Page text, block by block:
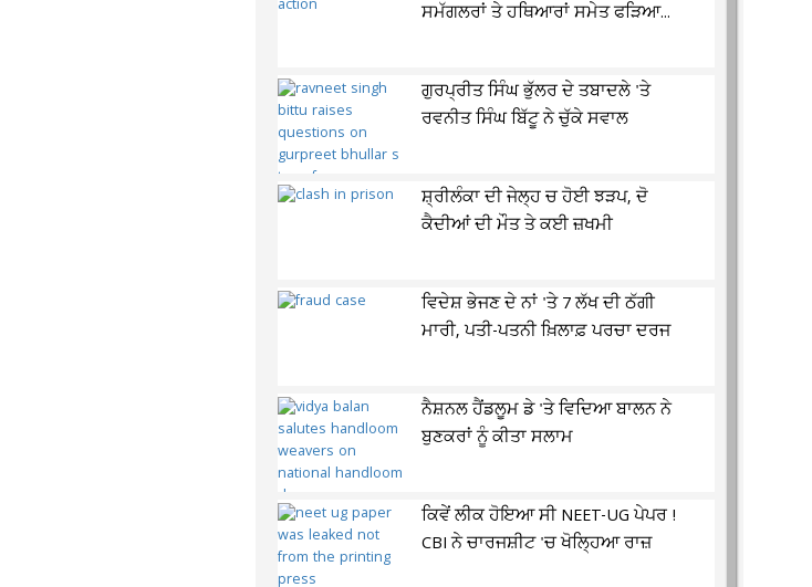
ਸਮੱਗਲਰਾਂ ਤੇ ਹਥਿਆਰਾਂ ਸਮੇਤ ਫੜਿਆ...
ਗੁਰਪ੍ਰੀਤ ਸਿੰਘ ਭੁੱਲਰ ਦੇ ਤਬਾਦਲੇ 'ਤੇ
ਰਵਨੀਤ ਸਿੰਘ ਬਿੱਟੂ ਨੇ ਚੁੱਕੇ ਸਵਾਲ
ਸ਼੍ਰੀਲੰਕਾ ਦੀ ਜੇਲ੍ਹ ਚ ਹੋਈ ਝੜਪ, ਦੋ
ਕੈਦੀਆਂ ਦੀ ਮੌਤ ਤੇ ਕਈ ਜ਼ਖਮੀ
ਵਿਦੇਸ਼ ਭੇਜਣ ਦੇ ਨਾਂ 'ਤੇ 7 ਲੱਖ ਦੀ ਠੱਗੀ
ਮਾਰੀ, ਪਤੀ-ਪਤਨੀ ਖ਼ਿਲਾਫ਼ ਪਰਚਾ ਦਰਜ
ਨੈਸ਼ਨਲ ਹੈਂਡਲੂਮ ਡੇ 'ਤੇ ਵਿਦਿਆ ਬਾਲਨ ਨੇ
ਬੁਣਕਰਾਂ ਨੂੰ ਕੀਤਾ ਸਲਾਮ
ਕਿਵੇਂ ਲੀਕ ਹੋਇਆ ਸੀ NEET-UG ਪੇਪਰ !
CBI ਨੇ ਚਾਰਜਸ਼ੀਟ 'ਚ ਖੋਲ੍ਹਿਆ ਰਾਜ਼